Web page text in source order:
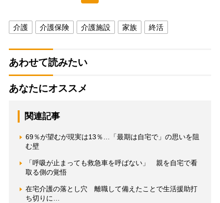
介護 介護保険 介護施設 家族 終活
あわせて読みたい
あなたにオススメ
関連記事
69％が望むが現実は13％…「最期は自宅で」の思いを阻
む壁
「呼吸が止まっても救急車を呼ばない」 親を自宅で看
取る側の覚悟
在宅介護の落とし穴 離職して備えたことで生活援助打
ち切りに…